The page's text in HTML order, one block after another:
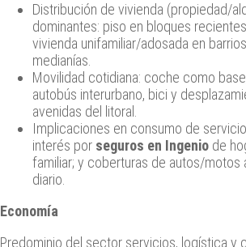
Distribución de vivienda (propiedad/
dominantes: piso en bloques
vivienda unifamiliar/adosada en
medianías.
Movilidad cotidiana: coche como
autobús interurbano, bici y
avenidas del litoral.
Implicaciones en consumo de
interés por seguros en Ingenio de
familiar; y coberturas de autos/motos
diario.
Economía
Predominio del sector servicios, logística y